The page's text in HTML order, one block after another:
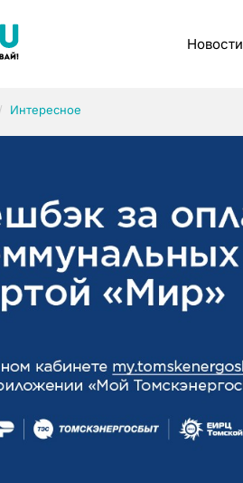
Новости
Интересное